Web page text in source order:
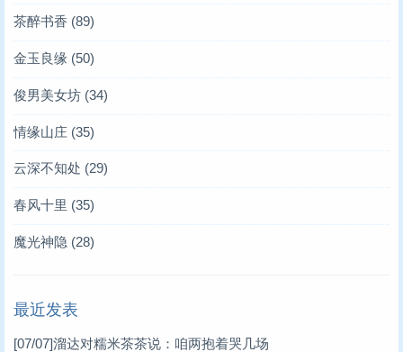
茶醉书香 (89)
金玉良缘 (50)
俊男美女坊 (34)
情缘山庄 (35)
云深不知处 (29)
春风十里 (35)
魔光神隐 (28)
最近发表
[07/07]溜达对糯米茶茶说：咱两抱着哭几场